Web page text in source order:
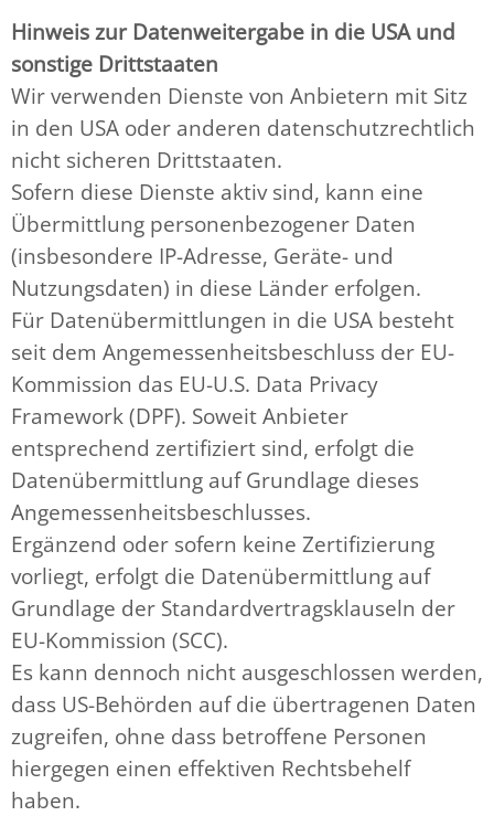
Hinweis zur Datenweitergabe in die USA und
sonstige Drittstaaten
Wir verwenden Dienste von Anbietern mit Sitz
in den USA oder anderen datenschutzrechtlich
nicht sicheren Drittstaaten.
Sofern diese Dienste aktiv sind, kann eine
Übermittlung personenbezogener Daten
(insbesondere IP-Adresse, Geräte- und
Nutzungsdaten) in diese Länder erfolgen.
Für Datenübermittlungen in die USA besteht
seit dem Angemessenheitsbeschluss der EU-
Kommission das EU-U.S. Data Privacy
Framework (DPF). Soweit Anbieter
entsprechend zertifiziert sind, erfolgt die
Datenübermittlung auf Grundlage dieses
Angemessenheitsbeschlusses.
Ergänzend oder sofern keine Zertifizierung
vorliegt, erfolgt die Datenübermittlung auf
Grundlage der Standardvertragsklauseln der
EU-Kommission (SCC).
Es kann dennoch nicht ausgeschlossen werden,
dass US-Behörden auf die übertragenen Daten
zugreifen, ohne dass betroffene Personen
hiergegen einen effektiven Rechtsbehelf
haben.